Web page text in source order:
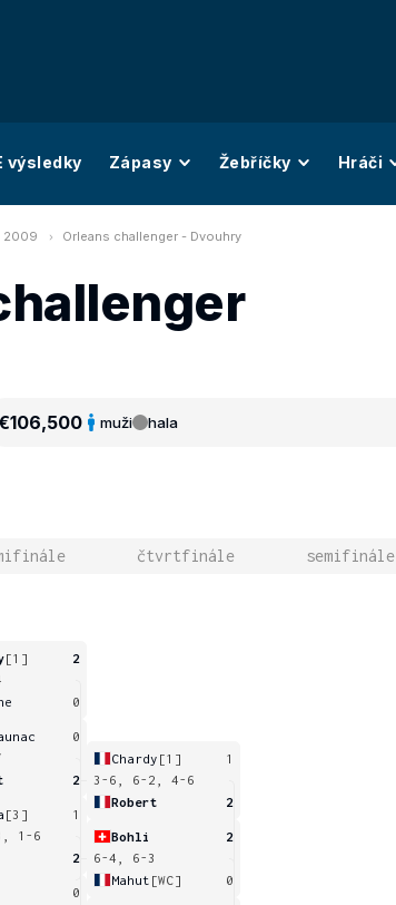
výsledky Zápasy Žebříčky Hráči
2009 Orleans challenger - Dvouhry
muži hala
čtvrtfinále semifinále
[1]
2
0
0
2
[3]
1
1-6
2
0
Chardy [1]
1
3-6, 6-2, 4-6
Robert
2
Bohli
2
6-4, 6-3
Mahut [WC] 0